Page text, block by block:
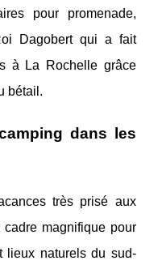
pour promenade,
Dagobert qui a fait
à La Rochelle grâce
bétail.
dans les
très prisé aux
cadre magnifique pour
lieux naturels du sud-